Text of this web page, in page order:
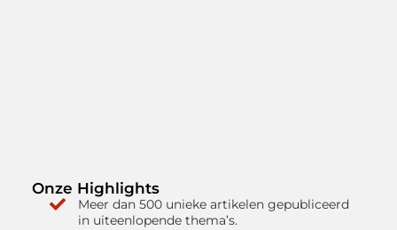
Onze Highlights
Meer dan 500 unieke artikelen gepubliceerd
in uiteenlopende thema’s.